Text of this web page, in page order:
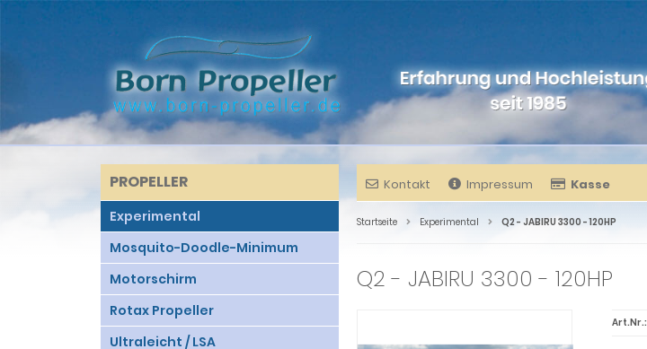
Kontakt Impressum Kasse
Startseite Experimental Q2 - JABIRU 3300 - 120HP
Q2 - JABIRU 3300 - 120HP
Art.Nr.:
PROPELLER
Experimental
Mosquito-Doodle-Minimum
Motorschirm
Rotax Propeller
Ultraleicht / LSA